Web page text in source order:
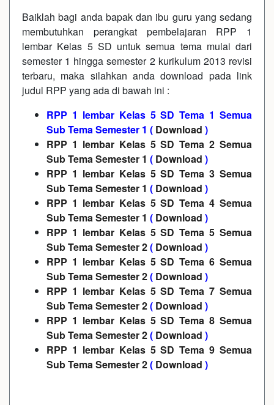
Baiklah bagi anda bapak dan ibu guru yang sedang
membutuhkan perangkat pembelajaran RPP 1
lembar Kelas 5 SD untuk semua tema mulai dari
semester 1 hingga semester 2 kurikulum 2013 revisi
terbaru, maka silahkan anda download pada link
judul RPP yang ada di bawah ini :
RPP 1 lembar Kelas 5 SD Tema 1 Semua
Sub Tema Semester 1 ( Download )
RPP 1 lembar Kelas 5 SD Tema 2 Semua
Sub Tema Semester 1 ( Download )
RPP 1 lembar Kelas 5 SD Tema 3 Semua
Sub Tema Semester 1 ( Download )
RPP 1 lembar Kelas 5 SD Tema 4 Semua
Sub Tema Semester 1 ( Download )
RPP 1 lembar Kelas 5 SD Tema 5 Semua
Sub Tema Semester 2( Download )
RPP 1 lembar Kelas 5 SD Tema 6 Semua
Sub Tema Semester 2( Download )
RPP 1 lembar Kelas 5 SD Tema 7 Semua
Sub Tema Semester 2( Download )
RPP 1 lembar Kelas 5 SD Tema 8 Semua
Sub Tema Semester 2( Download )
RPP 1 lembar Kelas 5 SD Tema 9 Semua
Sub Tema Semester 2( Download )